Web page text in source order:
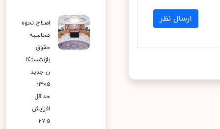
ارسال نظر
اصلاح نحوه
محاسبه
حقوق
بازنشستگا
ن جدید
۱۴۰۵؛
حداقل
افزایش
۲۷.۵